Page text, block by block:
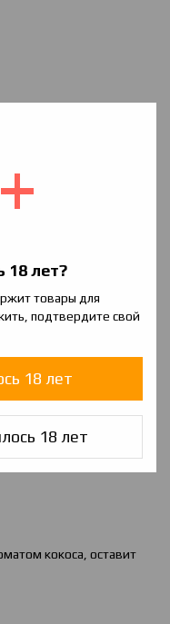
18 лет?
товары для
подтвердите свой
18 лет
18 лет
нотки. Для
кокоса, оставит